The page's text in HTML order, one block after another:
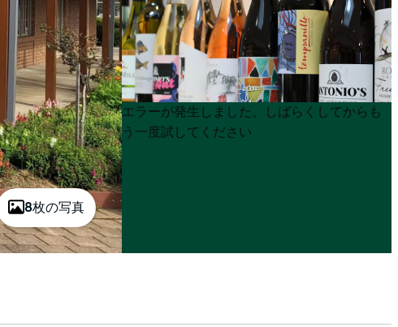
8枚の写真
Product
List
Product
List
エラーが発生しました。しばらくしてからも
う一度試してください